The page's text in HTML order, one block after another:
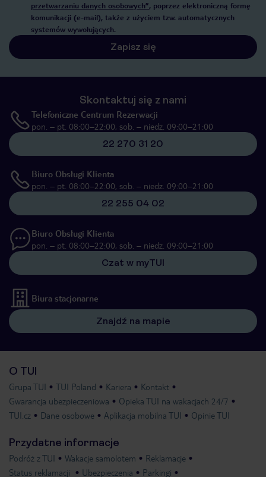
przetwarzaniu danych osobowych”, poprzez elektroniczną formę
komunikacji (e-mail), także z użyciem tzw. automatycznych
systemów wywołujących.
Zapisz się
Skontaktuj się z nami
Telefoniczne Centrum Rezerwacji
pon. – pt. 08:00–22:00, sob. – niedz. 09:00–21:00
22 270 31 20
Biuro Obsługi Klienta
pon. – pt. 08:00–22:00, sob. – niedz. 09:00–21:00
22 255 04 02
Biuro Obsługi Klienta
pon. – pt. 08:00–22:00, sob. – niedz. 09:00–21:00
Czat w myTUI
Biura stacjonarne
Znajdź na mapie
O TUI
Grupa TUI TUI Poland Kariera
Kontakt
Gwarancja ubezpieczeniowa
Opieka TUI na wakacjach 24/7
TUI.cz
Dane osobowe Aplikacja mobilna TUI Opinie TUI
Przydatne informacje
Podróż z TUI Wakacje samolotem
Reklamacje
Status reklamacji
Ubezpieczenia Parkingi